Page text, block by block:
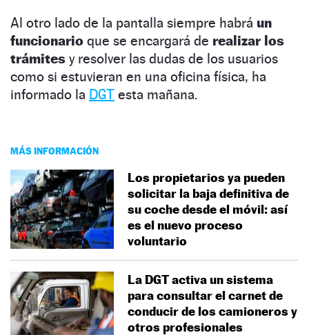
Al otro lado de la pantalla siempre habrá un
funcionario que se encargará de realizar los
trámites y resolver las dudas de los usuarios
como si estuvieran en una oficina física, ha
informado la DGT esta mañana.
MÁS INFORMACIÓN
Los propietarios ya pueden
solicitar la baja definitiva de
su coche desde el móvil: así
es el nuevo proceso
voluntario
La DGT activa un sistema
para consultar el carnet de
conducir de los camioneros y
otros profesionales